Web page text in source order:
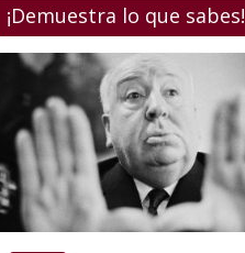
¡Demuestra lo que sabes!